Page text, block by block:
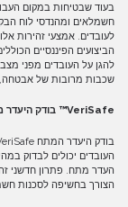
בעוד שבטיחות במקום
חשמלאים ומהנדסי לוח
לעובדים. אמצעי זהירות
להגן על העובדים מפני
שכבות מרובות של אבטחה,
VeriSafe™ בודק היעדר
העובדים יכולים לבדוק
העדר מתח. פתרון חדשני
הצורך בחשיפה לסכנות